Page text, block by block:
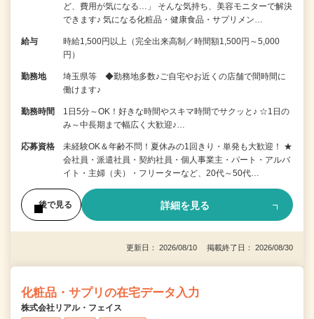
ど、費用が気になる…」 そんな気持ち、美容モニターで解決
できます♪ 気になる化粧品・健康食品・サプリメン…
給与
時給1,500円以上（完全出来高制／時間額1,500円～5,000
円）
勤務地
埼玉県等 ◆勤務地多数♪ご自宅やお近くの店舗で間時間に
働けます♪
勤務時間
1日5分～OK！好きな時間やスキマ時間でサクッと♪ ☆1日の
み～中長期まで幅広く大歓迎♪…
応募資格
未経験OK＆年齢不問！夏休みの1回きり・単発も大歓迎！ ★
会社員・派遣社員・契約社員・個人事業主・パート・アルバ
イト・主婦（夫）・フリーターなど、20代～50代…
後で見る 詳細を見る
更新日： 2026/08/10 掲載終了日： 2026/08/30
化粧品・サプリの在宅データ入力
株式会社リアル・フェイス